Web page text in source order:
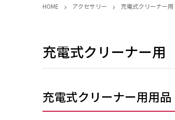
HOME アクセサリー 充電式クリーナー用
充電式クリーナー用
充電式クリーナー用用品